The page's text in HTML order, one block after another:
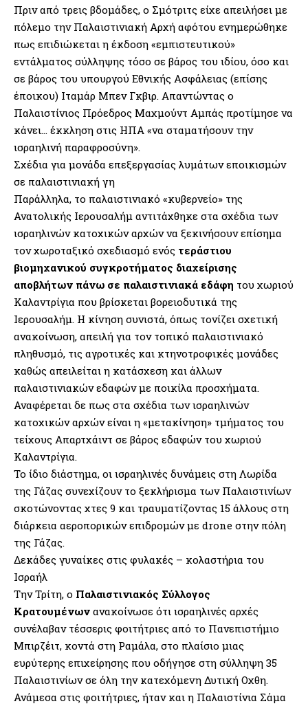
Πριν από τρεις βδομάδες, ο Σμότριτς είχε απειλήσει με
πόλεμο την Παλαιστινιακή Αρχή αφότου ενημερώθηκε
πως επιδιώκεται η έκδοση «εμπιστευτικού»
εντάλματος σύλληψης τόσο σε βάρος του ιδίου, όσο και
σε βάρος του υπουργού Εθνικής Ασφάλειας (επίσης
έποικου) Ιταμάρ Μπεν Γκβιρ. Απαντώντας ο
Παλαιστίνιος Πρόεδρος Μαχμούντ Αμπάς προτίμησε να
κάνει… έκκληση στις ΗΠΑ «να σταματήσουν την
ισραηλινή παραφροσύνη».
Σχέδια για μονάδα επεξεργασίας λυμάτων εποικισμών
σε παλαιστινιακή γη
Παράλληλα, το παλαιστινιακό «κυβερνείο» της
Ανατολικής Ιερουσαλήμ αντιτάχθηκε στα σχέδια των
ισραηλινών κατοχικών αρχών να ξεκινήσουν επίσημα
τον χωροταξικό σχεδιασμό ενός τεράστιου
βιομηχανικού συγκροτήματος διαχείρισης
αποβλήτων πάνω σε παλαιστινιακά εδάφη του χωριού
Καλαντρίγια που βρίσκεται βορειοδυτικά της
Ιερουσαλήμ. Η κίνηση συνιστά, όπως τονίζει σχετική
ανακοίνωση, απειλή για τον τοπικό παλαιστινιακό
πληθυσμό, τις αγροτικές και κτηνοτροφικές μονάδες
καθώς απειλείται η κατάσχεση και άλλων
παλαιστινιακών εδαφών με ποικίλα προσχήματα.
Αναφέρεται δε πως στα σχέδια των ισραηλινών
κατοχικών αρχών είναι η «μετακίνηση» τμήματος του
τείχους Απαρτχάιντ σε βάρος εδαφών του χωριού
Καλαντρίγια.
Το ίδιο διάστημα, οι ισραηλινές δυνάμεις στη Λωρίδα
της Γάζας συνεχίζουν το ξεκλήρισμα των Παλαιστινίων
σκοτώνοντας χτες 9 και τραυματίζοντας 15 άλλους στη
διάρκεια αεροπορικών επιδρομών με drone στην πόλη
της Γάζας.
Δεκάδες γυναίκες στις φυλακές – κολαστήρια του
Ισραήλ
Την Τρίτη, ο Παλαιστινιακός Σύλλογος
Κρατουμένων ανακοίνωσε ότι ισραηλινές αρχές
συνέλαβαν τέσσερις φοιτήτριες από το Πανεπιστήμιο
Μπιρζέιτ, κοντά στη Ραμάλα, στο πλαίσιο μιας
ευρύτερης επιχείρησης που οδήγησε στη σύλληψη 35
Παλαιστινίων σε όλη την κατεχόμενη Δυτική Οχθη.
Ανάμεσα στις φοιτήτριες, ήταν και η Παλαιστίνια Σάμα